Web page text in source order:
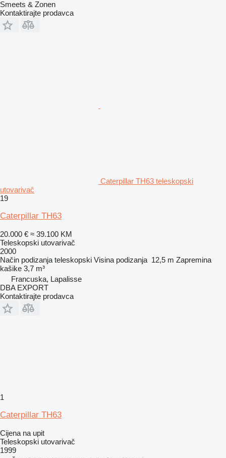
Smeets & Zonen
Kontaktirajte prodavca
Caterpillar TH63 teleskopski
utovarivač
19
Caterpillar TH63
20.000 € ≈ 39.100 KM
Teleskopski utovarivač
2000
Način podizanja teleskopski Visina podizanja 12,5 m Zapremina
kašike 3,7 m³
Francuska, Lapalisse
DBA EXPORT
Kontaktirajte prodavca
1
Caterpillar TH63
Cijena na upit
Teleskopski utovarivač
1999